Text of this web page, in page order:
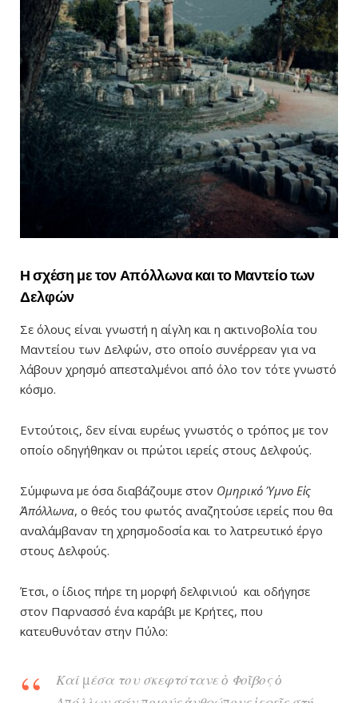
Η σχέση με τον Απόλλωνα και το Μαντείο των
Δελφών
Σε όλους είναι γνωστή η αίγλη και η ακτινοβολία του
Μαντείου των Δελφών, στο οποίο συνέρρεαν για να
λάβουν χρησμό απεσταλμένοι από όλο τον τότε γνωστό
κόσμο.
Εντούτοις, δεν είναι ευρέως γνωστός ο τρόπος με τον
οποίο οδηγήθηκαν οι πρώτοι ιερείς στους Δελφούς.
Σύμφωνα με όσα διαβάζουμε στον Ομηρικό Ύμνο Εἰς
Ἀπόλλωνα, ο θεός του φωτός αναζητούσε ιερείς που θα
αναλάμβαναν τη χρησμοδοσία και το λατρευτικό έργο
στους Δελφούς.
Έτσι, ο ίδιος πήρε τη μορφή δελφινιού και οδήγησε
στον Παρνασσό ένα καράβι με Κρήτες, που
κατευθυνόταν στην Πύλο:
Καί μέσα του σκεφτότανε ὁ Φοῖβος ὁ